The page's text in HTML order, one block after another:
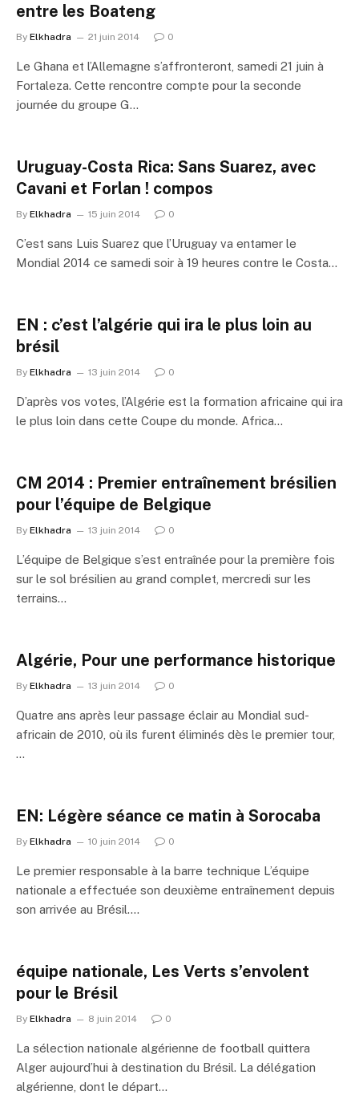
entre les Boateng
By Elkhadra 21 juin 2014 0
Le Ghana et l’Allemagne s’affronteront, samedi 21 juin à
Fortaleza. Cette rencontre compte pour la seconde
journée du groupe G…
Uruguay-Costa Rica: Sans Suarez, avec
Cavani et Forlan ! compos
By Elkhadra 15 juin 2014 0
C’est sans Luis Suarez que l’Uruguay va entamer le
Mondial 2014 ce samedi soir à 19 heures contre le Costa…
EN : c’est l’algérie qui ira le plus loin au
brésil
By Elkhadra 13 juin 2014 0
D’après vos votes, l’Algérie est la formation africaine qui ira
le plus loin dans cette Coupe du monde. Africa…
CM 2014 : Premier entraînement brésilien
pour l’équipe de Belgique
By Elkhadra 13 juin 2014 0
L’équipe de Belgique s’est entraînée pour la première fois
sur le sol brésilien au grand complet, mercredi sur les
terrains…
Algérie, Pour une performance historique
By Elkhadra 13 juin 2014 0
Quatre ans après leur passage éclair au Mondial sud-
africain de 2010, où ils furent éliminés dès le premier tour,
…
EN: Légère séance ce matin à Sorocaba
By Elkhadra 10 juin 2014 0
Le premier responsable à la barre technique L’équipe
nationale a effectuée son deuxième entraînement depuis
son arrivée au Brésil.…
équipe nationale, Les Verts s’envolent
pour le Brésil
By Elkhadra 8 juin 2014 0
La sélection nationale algérienne de football quittera
Alger aujourd’hui à destination du Brésil. La délégation
algérienne, dont le départ…